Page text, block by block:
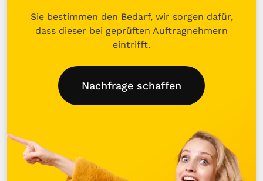
Sie bestimmen den Bedarf, wir sorgen dafür,
dass dieser bei geprüften Auftragnehmern
eintrifft.
Nachfrage schaffen